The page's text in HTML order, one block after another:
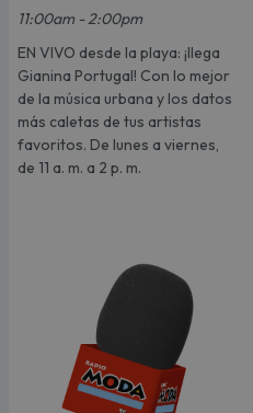
11:00am - 2:00pm
EN VIVO desde la playa: ¡llega
Gianina Portugal! Con lo mejor
de la música urbana y los datos
más caletas de tus artistas
favoritos. De lunes a viernes,
de 11 a. m. a 2 p. m.